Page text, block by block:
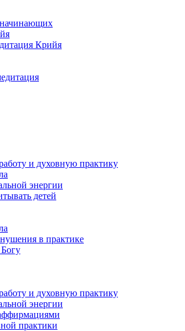
Крийя
и духовную практику
энергии
детей
в практике
и духовную практику
энергии
практики